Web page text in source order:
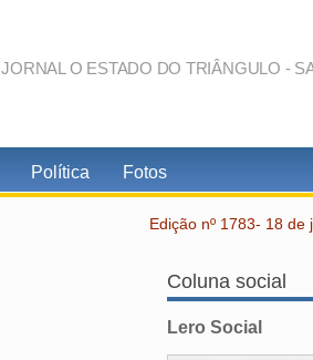
JORNAL O ESTADO DO TRIÂNGULO -
Política Fotos
Edição nº 1783- 18 de
Coluna social
Lero Social